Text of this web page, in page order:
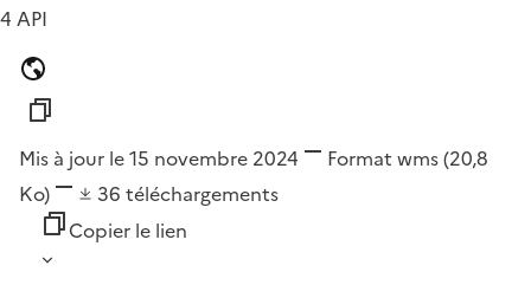
4 API
Mis à jour le 15 novembre 2024 Format wms(20,8
Ko)
36 téléchargements
Copier le lien